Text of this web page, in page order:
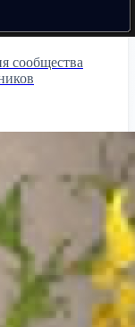
сообщества